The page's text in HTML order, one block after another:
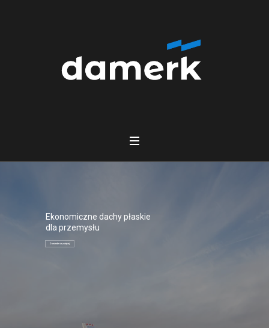
Ekonomiczne dachy płaskie
dla przemysłu
Dowiedz się więcej